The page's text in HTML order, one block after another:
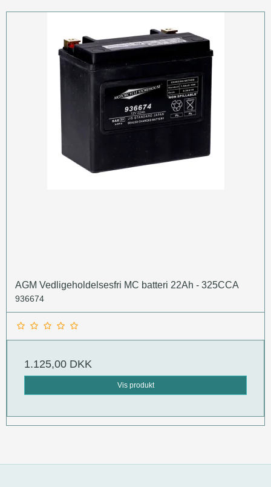
AGM Vedligeholdelsesfri MC batteri 22Ah - 325CCA
936674
1.125,00 DKK
Vis produkt